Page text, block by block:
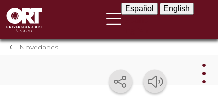
Español English
Novedades